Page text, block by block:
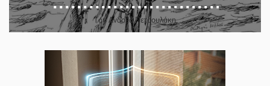
Του Ανδρέα Πετρουλάκη